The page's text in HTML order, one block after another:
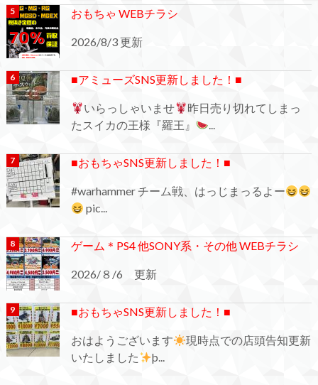
おもちゃ WEBチラシ
2026/8/3 更新
■アミューズSNS更新しました！■
いらっしゃいませ
昨日売り切れてしまっ
たスイカの王様『羅王』
...
■おもちゃSNS更新しました！■
#warhammer チーム戦、はっじまっるよー
pic...
ゲーム＊PS4 他SONY系・その他 WEBチラシ
2026/８/6 更新
■おもちゃSNS更新しました！■
おはようございます
現時点での店頭告知更新
いたしました
þ...